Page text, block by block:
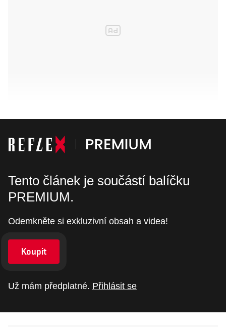
Tento článek je součástí balíčku
PREMIUM.
Odemkněte si exkluzivní obsah a videa!
Koupit
Už mám předplatné. Přihlásit se